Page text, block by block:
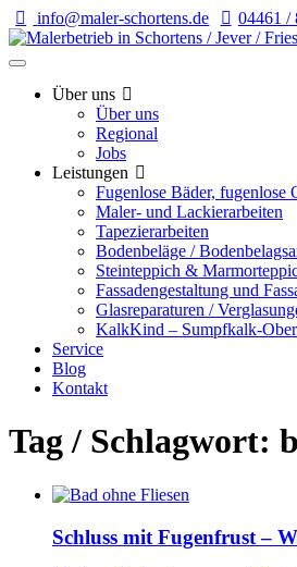
info@maler-schortens.de 04461 /
Über uns
Über uns
Regional
Jobs
Leistungen
Fugenlose Bäder, fugenlose
Maler- und Lackierarbeiten
Tapezierarbeiten
Bodenbeläge /
Steinteppich &
Fassadengestaltung und
Glasreparaturen /
KalkKind – Sumpfkalk-
Service
Blog
Kontakt
Tag / Schlagwort:
Schluss mit Fugenfrust –